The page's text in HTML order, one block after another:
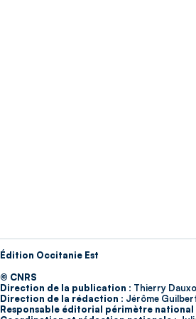
Édition Occitanie Est
© CNRS
Direction de la publication : Thierry
Direction de la rédaction : Jérôme
Responsable éditorial périmètre national